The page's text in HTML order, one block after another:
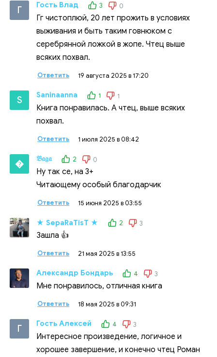
Г Гость Влад 3 0
Гг чистоплюй, 20 лет прожить в условиях
выживания и быть таким говнюком с
серебрянной ложкой в жопе. Чтец выше
всяких похвал.
Ответить 19 августа 2025 в 17:20
S Saninaanna 1 1
Книга понравилась. А чтец, выше всяких
похвал.
Ответить 1 июля 2025 в 08:42
 𝔅𝔞𝔤𝔞 2 0
Ну так се, на 3+
Читающему особый благодарчик
Ответить 15 июня 2025 в 03:55
★ SepaRaTisT ★ 2 3
Зашла 👍
Ответить 21 мая 2025 в 13:55
Александр Бондарь 4 3
Мне понравилось, отличная книга
Ответить 18 мая 2025 в 09:31
Г Гость Алексей 4 3
Интересное произведение, логичное и
хорошее завершение, и конечно чтец Роман